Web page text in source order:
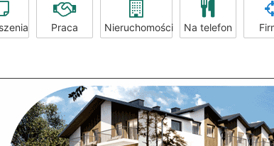
Praca Nieruchomości Na telefon